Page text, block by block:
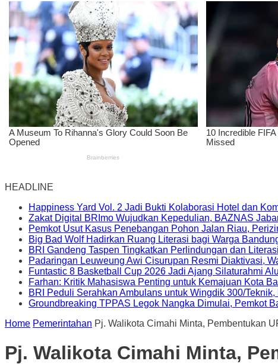
HEADLINE
Happiness Yard Vol. 2 Jadi Bukti Kolaborasi Hotel dan
Zakat Digital BRImo Wujudkan Kepedulian, BAZNAS
Pemkot Usut Kasus Penebangan Pohon Jalan Riau,
Big Bad Wolf Hadirkan Ruang Literasi bagi Warga
BRI Gandeng Taspen Tingkatkan Perlindungan dan
Padaringan Leuweung Awi Cisurupan Resmi Diaktivasi,
Funtastic 8 Basketball Cup 2026 Jadi Ajang Silaturahmi
Farhan: Kritik Mahasiswa Penting untuk Kemajuan Kota
BRI Peduli Serahkan Ambulans untuk Wingdik 300/
Groundbreaking TPPAS Legok Nangka Dimulai, Pemkot
Home Pemerintahan Pj. Walikota Cimahi Minta, Pembentukan
Pj. Walikota Cimahi Minta,